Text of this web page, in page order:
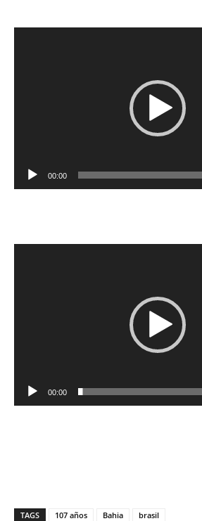
00:00
00:00
TAGS 107 años Bahia
brasil